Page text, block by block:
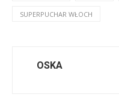
SUPERPUCHAR WŁOCH
OSKA